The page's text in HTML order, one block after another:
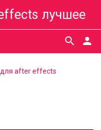
лучшее
person
search
after effects